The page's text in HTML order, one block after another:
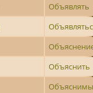
Объявлять
Объяснить